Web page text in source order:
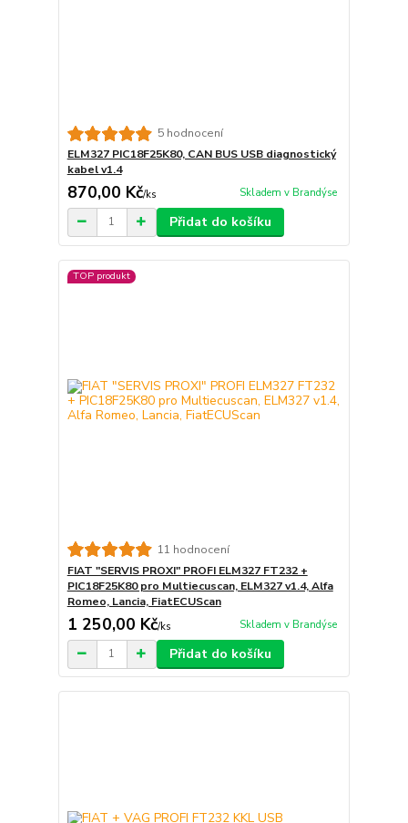
5 hodnocení
ELM327 PIC18F25K80, CAN BUS USB diagnostický
kabel v1.4
870,00 Kč/ks Skladem v Brandýse
Přidat do košíku
TOP produkt
11 hodnocení
FIAT "SERVIS PROXI" PROFI ELM327 FT232 +
PIC18F25K80 pro Multiecuscan, ELM327 v1.4, Alfa
Romeo, Lancia, FiatECUScan
1 250,00 Kč/ks Skladem v Brandýse
Přidat do košíku